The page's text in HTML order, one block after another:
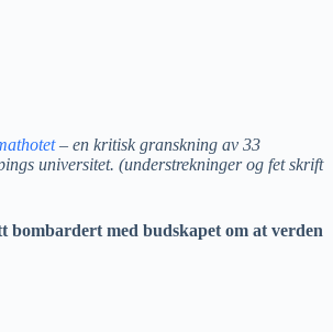
– en kritisk granskning av 33
universitet. (understrekninger og fet skrift
med budskapet om at verden